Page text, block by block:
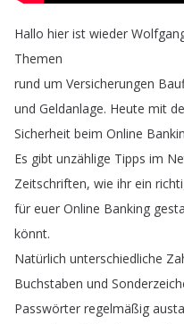
Hallo hier ist wieder
Themen
rund um Versicherungen
und Geldanlage. Heute mit
Sicherheit beim Online
Es gibt unzählige Tipps im
Zeitschriften, wie ihr ein
für euer Online Banking
könnt.
Natürlich unterschiedliche
Buchstaben und
Passwörter regelmäßig